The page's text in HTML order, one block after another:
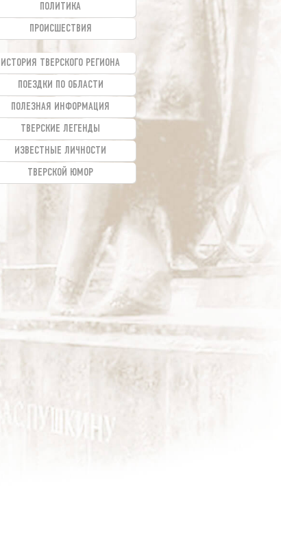
ПОЛИТИКА
ПРОИСШЕСТВИЯ
ИСТОРИЯ ТВЕРСКОГО РЕГИОНА
ПОЕЗДКИ ПО ОБЛАСТИ
ПОЛЕЗНАЯ ИНФОРМАЦИЯ
ТВЕРСКИЕ ЛЕГЕНДЫ
ИЗВЕСТНЫЕ ЛИЧНОСТИ
ТВЕРСКОЙ ЮМОР